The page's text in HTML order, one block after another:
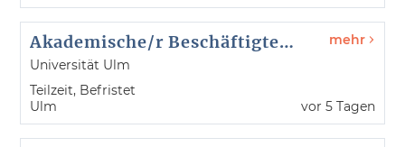
Akademische/r Beschäftigte/n (m/w/d) - Softwaretechnik und Programmiersprachen Referenz-Nr. 26122
Universität Ulm
Teilzeit, Befristet
Ulm
mehr
vor 5 Tagen